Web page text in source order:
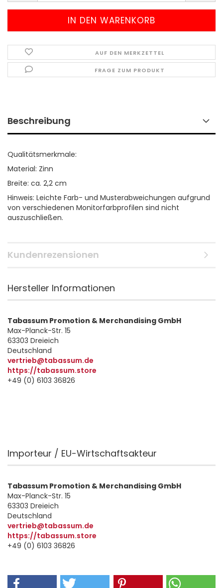
AUF DEN MERKZETTEL
FRAGE ZUM PRODUKT
Beschreibung
Qualitätsmerkmale:
Material: Zinn
Breite: ca. 2,2 cm
Hinweis: Leichte Farb- und Musterabweichungen aufgrund
von verschiedenen Monitorfarbprofilen sind nicht
auszuschließen.
Kundenrezensionen
Hersteller Informationen
Tabassum Promotion & Merchandising GmbH
Max-Planck-Str. 15
63303 Dreieich
Deutschland
vertrieb@tabassum.de
https://tabassum.store
+49 (0) 6103 36826
Importeur / EU-Wirtschaftsakteur
Tabassum Promotion & Merchandising GmbH
Max-Planck-Str. 15
63303 Dreieich
Deutschland
vertrieb@tabassum.de
https://tabassum.store
+49 (0) 6103 36826